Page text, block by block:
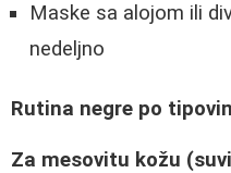
Maske sa alojom ili
nedeljno
Rutina negre po
Za mesovitu kožu